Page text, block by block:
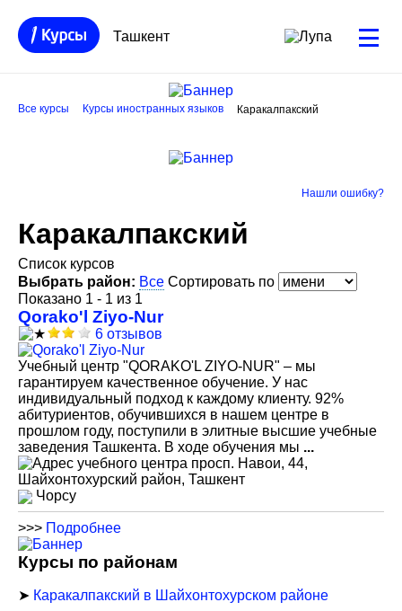
Ташкент
Все курсы Курсы иностранных языков Каракалпакский
Нашли ошибку?
Каракалпакский
Список курсов
Выбрать район: Все Сортировать по
Показано 1 - 1 из 1
Qorako'l Ziyo-Nur
6 отзывов
Учебный центр "QORAKO'L ZIYO-NUR" – мы
гарантируем качественное обучение. У нас
индивидуальный подход к каждому клиенту. 92%
абитуриентов, обучившихся в нашем центре в
прошлом году, поступили в элитные высшие учебные
заведения Ташкента. В ходе обучения мы ...
просп. Навои, 44,
Шайхонтохурский район, Ташкент
Чорсу
>>> Подробнее
Курсы по районам
➤ Каракалпакский в Шайхонтохурском районе